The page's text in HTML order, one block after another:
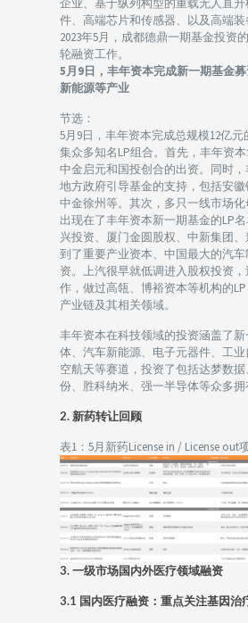
件、高端芯片和传感器、以及高端
2023年5月，成都德鼎一期基金投资
轮融资工作。
5月9日，丰年资本完成新一期基金募
新能源等产业
节选：
5月9日，丰年资本完成总规模12亿
集众多知名LP组合。首先，丰年资
中金启元和国投创合的出资。同时
地方政府引导基金的支持，包括安徽
中金徐州等。其次，多只一线市场
出现在了丰年资本新一期基金的LP
兴投资、厦门金圆股权、中新集团
到了重要产业资本、中国最大的汽
资。上汽很早就低调进入股权投资
作，做过高瓴、博裕资本等机构的
产业链及其相关领域。
丰年资本在科技领域的投资涵盖了
体、汽车新能源、电子元器件、工
空航天等赛道，投资了包括达梦数
份、胜科纳米、强一半导体等众多拥
2. 新药转让回顾
表1：5月新药License in / License out
3. 一级市场国内外医疗领域融资
3.1 国内医疗融资：重点关注基因治